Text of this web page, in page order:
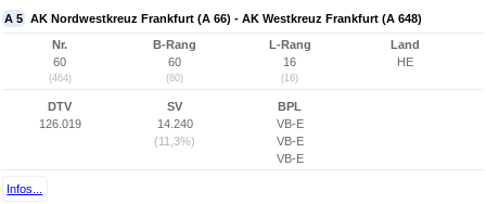
A 5 AK Nordwestkreuz Frankfurt (A 66) - AK Westkreuz Frankfurt (A 648)
Nr.
60
(464)
B-Rang
60
(60)
L-Rang
16
(16)
Land
HE
DTV
126.019
SV
14.240
(11,3%)
BPL
VB-E
VB-E
VB-E
Infos...